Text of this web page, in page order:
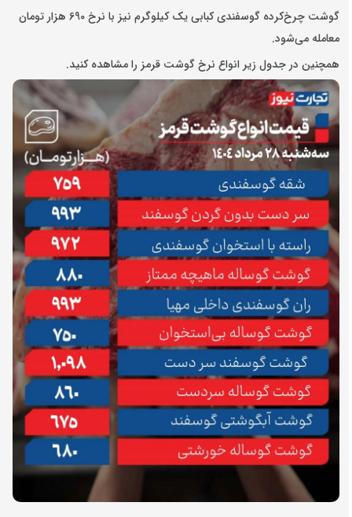
گوشت چرخ‌کرده گوسفندی کبابی یک کیلوگرم نیز با نرخ 690 هزار تومان
معامله می‌شود.
همچنین در جدول زیر انواع نرخ گوشت قرمز را مشاهده کنید.